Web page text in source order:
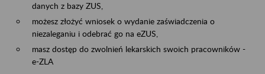
danych z bazy ZUS,
możesz złożyć wniosek o wydanie zaświadczenia o
niezaleganiu i odebrać go na eZUS,
masz dostęp do zwolnień lekarskich swoich pracowników -
e-ZLA